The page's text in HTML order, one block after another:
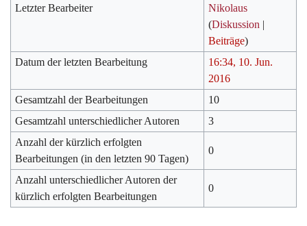
Letzter Bearbeiter
Nikolaus
(Diskussion |
Beiträge)
Datum der letzten Bearbeitung
16:34, 10. Jun.
2016
Gesamtzahl der Bearbeitungen
10
Gesamtzahl unterschiedlicher Autoren
3
Anzahl der kürzlich erfolgten
Bearbeitungen (in den letzten 90 Tagen)
0
Anzahl unterschiedlicher Autoren der
kürzlich erfolgten Bearbeitungen
0